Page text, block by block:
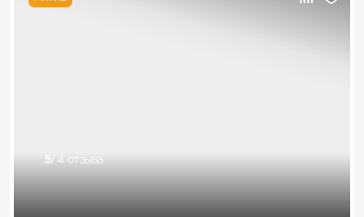
5/ 4 отзыва